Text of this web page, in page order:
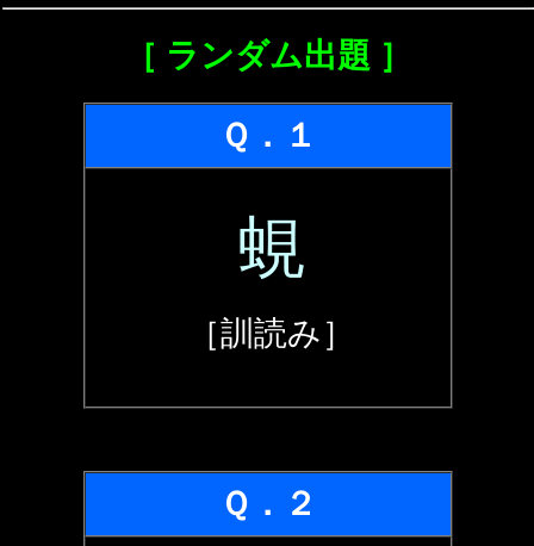
［ ランダム出題 ］
Ｑ．１
蜆
［訓読み］
Ｑ．２